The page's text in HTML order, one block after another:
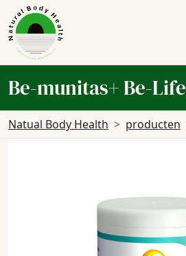
Be-munitas+ Be-Life
Natual Body Health producten